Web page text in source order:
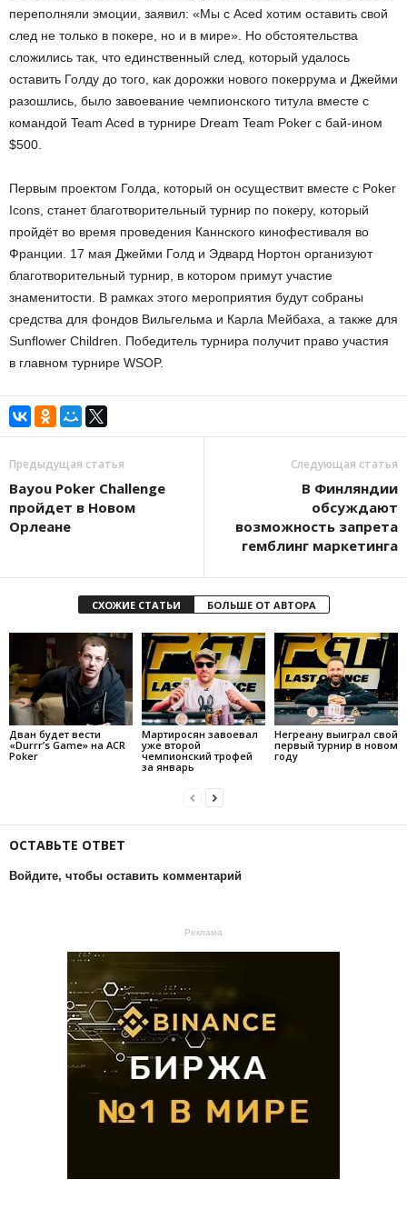
переполняли эмоции, заявил: «Мы с Aced хотим оставить свой
след не только в покере, но и в мире». Но обстоятельства
сложились так, что единственный след, который удалось
оставить Голду до того, как дорожки нового покеррума и Джейми
разошлись, было завоевание чемпионского титула вместе с
командой Team Aced в турнире Dream Team Poker с бай-ином
$500.
Первым проектом Голда, который он осуществит вместе с Poker
Icons, станет благотворительный турнир по покеру, который
пройдёт во время проведения Каннского кинофестиваля во
Франции. 17 мая Джейми Голд и Эдвард Нортон организуют
благотворительный турнир, в котором примут участие
знаменитости. В рамках этого мероприятия будут собраны
средства для фондов Вильгельма и Карла Мейбаха, а также для
Sunflower Children. Победитель турнира получит право участия
в главном турнире WSOP.
Предыдущая статья
Bayou Poker Challenge
пройдет в Новом
Орлеане
Следующая статья
В Финляндии
обсуждают
возможность запрета
гемблинг маркетинга
СХОЖИЕ СТАТЬИ БОЛЬШЕ ОТ АВТОРА
Дван будет вести
«Durrr’s Game» на ACR
Poker
Мартиросян завоевал
уже второй
чемпионский трофей
за январь
Негреану выиграл свой
первый турнир в новом
году
ОСТАВЬТЕ ОТВЕТ
Войдите, чтобы оставить комментарий
Реклама